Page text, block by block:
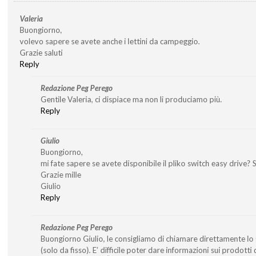
Valeria
Buongiorno,
volevo sapere se avete anche i lettini da campeggio.
Grazie saluti
Reply
Redazione Peg Perego
Gentile Valeria, ci dispiace ma non li produciamo più.
Reply
Giulio
Buongiorno,
mi fate sapere se avete disponibile il pliko switch easy drive?
Grazie mille
Giulio
Reply
Redazione Peg Perego
Buongiorno Giulio, le consigliamo di chiamare direttamente
(solo da fisso). E’ difficile poter dare informazioni sui prodotti